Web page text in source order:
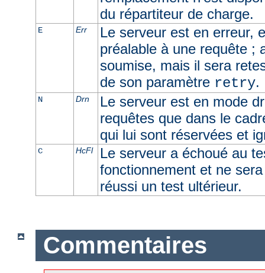
du répartiteur de charge.
E Err
Le serveur est en erreur,
préalable à une requête ;
soumise, mais il sera
de son paramètre retry.
N Drn
Le serveur est en mode
requêtes que dans le
qui lui sont réservées et
C HcFl
Le serveur a échoué au
fonctionnement et ne
réussi un test ultérieur.
Commentaires